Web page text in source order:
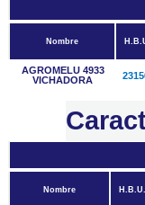
Nombre
AGROMELU 4933
VICHADORA
Nombre H.B.U.